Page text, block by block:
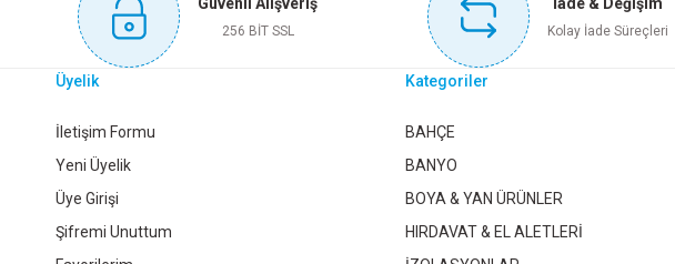
Sepete Ekle Sepete Ekle
589,00 TL
256 BİT SSL Kolay İade Süreçleri
Üyelik
İletişim Formu
Yeni Üyelik
Üye Girişi
Şifremi Unuttum
Kategoriler
BAHÇE
BANYO
BOYA & YAN ÜRÜNLER
HIRDAVAT & EL ALETLERİ